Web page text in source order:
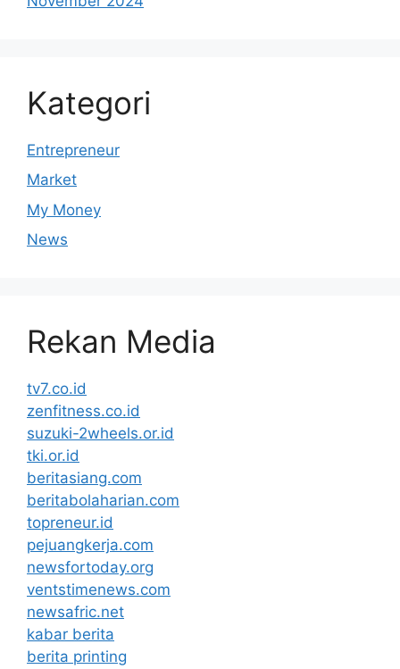
Kategori
Entrepreneur
Market
My Money
News
Rekan Media
tv7.co.id
zenfitness.co.id
suzuki-2wheels.or.id
tki.or.id
beritasiang.com
beritabolaharian.com
topreneur.id
pejuangkerja.com
newsfortoday.org
ventstimenews.com
newsafric.net
kabar berita
berita printing